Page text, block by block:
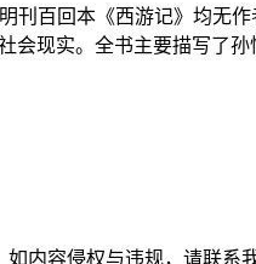
刊百回本《西游记》均无
会现实。全书主要描写了
容侵权与违规，请联系